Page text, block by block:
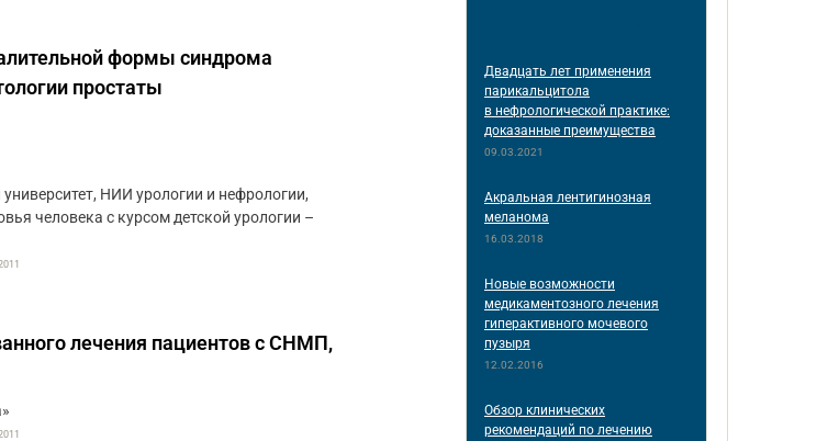
формы синдрома
простаты
НИИ урологии и нефрологии,
человека с курсом детской урологии –
лечения пациентов с СНМП,
Двадцать лет применения
парикальцитола
в нефрологической практике:
доказанные преимущества
09.03.2021
Акральная лентигинозная
меланома
16.03.2018
Новые возможности
медикаментозного лечения
гиперактивного мочевого
пузыря
12.02.2016
Обзор клинических
рекомендаций по лечению